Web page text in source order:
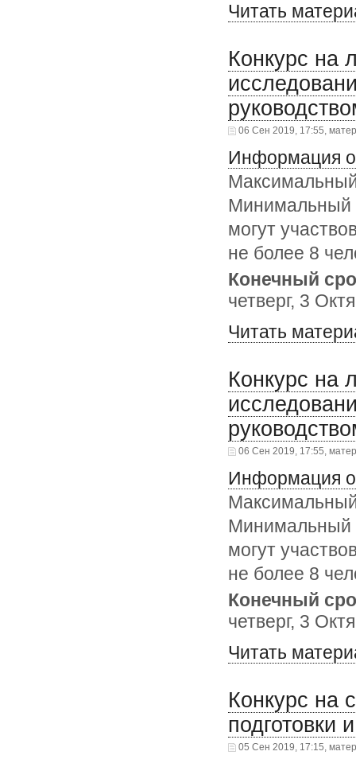
Читать
Конкурс на
06 Сен 2019, 17:55,
Информация
Минимальный
могут
не более 8
Конечный
четверг, 3
Читать
Конкурс на
06 Сен 2019, 17:55,
Информация
Минимальный
могут
не более 8
Конечный
четверг, 3
Читать
Конкурс на
подготовки
05 Сен 2019, 17:15,